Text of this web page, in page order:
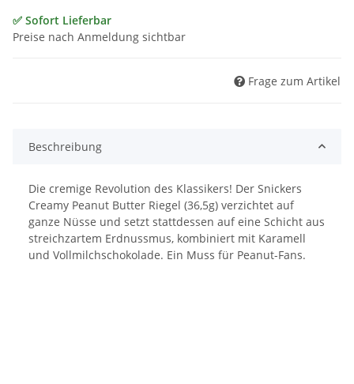
✅ Sofort Lieferbar
Preise nach Anmeldung sichtbar
Frage zum Artikel
Beschreibung
Die cremige Revolution des Klassikers! Der Snickers
Creamy Peanut Butter Riegel (36,5g) verzichtet auf
ganze Nüsse und setzt stattdessen auf eine Schicht aus
streichzartem Erdnussmus, kombiniert mit Karamell
und Vollmilchschokolade. Ein Muss für Peanut-Fans.